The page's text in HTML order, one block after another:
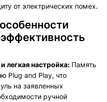
от электрических помех.
легкая настройка: Память
Plug and Play, что
на заявленных
ручной